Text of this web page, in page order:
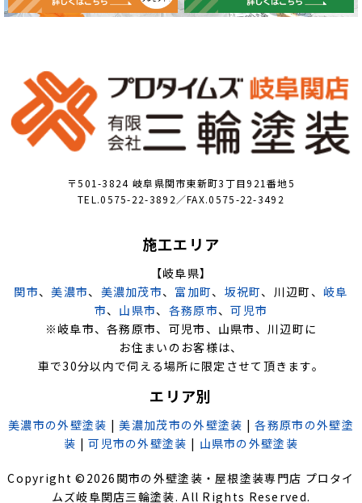
〒501-3824 岐阜県関市東新町3丁目921番地5
TEL.0575-22-3892／FAX.0575-22-3492
施工エリア
【岐阜県】
関市、美濃市、 美濃加茂市、 富加町、 坂祝町、川辺町、 岐阜
市、 山県市、 各務原市、可児市
※岐阜市、各務原市、可児市、山県市、川辺町に
お住まいのお客様は、
車で30分以内で伺える場所に限定させて頂きます。
エリア別
美濃市の外壁塗装 |美濃加茂市の外壁塗装 |各務原市の外壁塗
装 |可児市の外壁塗装 | 山県市の外壁塗装
Copyright © 2026 関市の外壁塗装・屋根塗装専門店 プロタイ
ムズ岐阜関店三輪塗装. All Rights Reserved.